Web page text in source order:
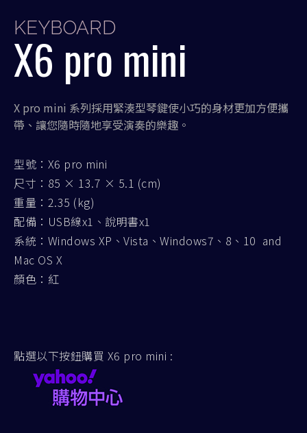
KEYBOARD
X6 pro mini
X pro mini 系列採用緊湊型琴鍵使小巧的身材更加方便攜
帶、讓您隨時隨地享受演奏的樂趣。
型號：X6 pro mini
尺寸：85 × 13.7 × 5.1 (cm)
重量：2.35 (kg)
配備：USB線x1、說明書x1
系統：Windows XP、Vista、Windows7、8、10 and
Mac OS X
顏色：紅
點選以下按鈕購買 X6 pro mini :